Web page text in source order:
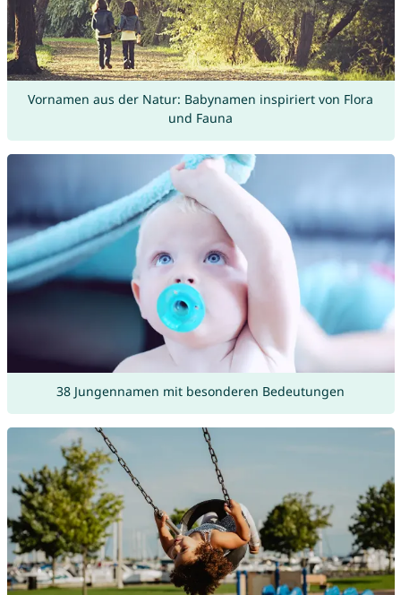
Vornamen aus der Natur: Babynamen inspiriert von Flora
und Fauna
38 Jungennamen mit besonderen Bedeutungen